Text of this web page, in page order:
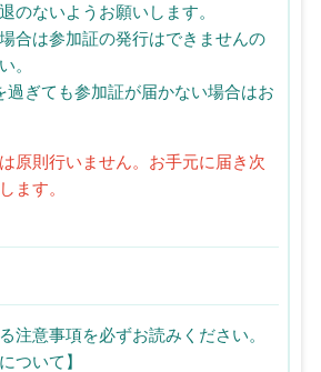
のないようお願いします。
合は参加証の発行はできませんの
。
過ぎても参加証が届かない場合はお
原則行いません。お手元に届き次
ます。
注意事項を必ずお読みください。
ついて】